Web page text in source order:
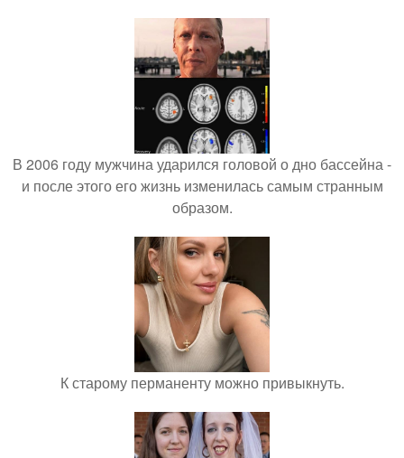
В 2006 году мужчина ударился головой о дно бассейна -
и после этого его жизнь изменилась самым странным
образом.
К старому перманенту можно привыкнуть.